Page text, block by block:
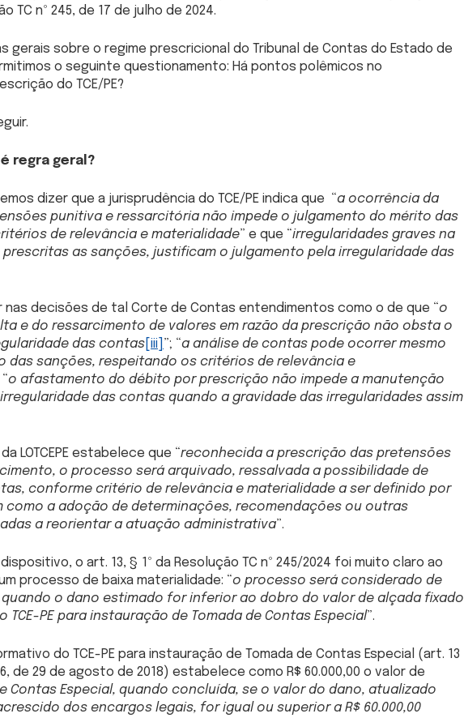
TC nº 245, de 17 de julho de 2024.
gerais sobre o regime prescricional do Tribunal de Contas do Estado de
o seguinte questionamento: Há pontos polêmicos no
do TCE/PE?
regra geral?
dizer que a jurisprudência do TCE/PE indica que “a ocorrência da
punitiva e ressarcitória não impede o julgamento do mérito das
de relevância e materialidade” e que “irregularidades graves na
as sanções, justificam o julgamento pela irregularidade das
nas decisões de tal Corte de Contas entendimentos como o de que “o
e do ressarcimento de valores em razão da prescrição não obsta o
das contas [iii] ”; “a análise de contas pode ocorrer mesmo
das sanções, respeitando os critérios de relevância e
o afastamento do débito por prescrição não impede a manutenção
das contas quando a gravidade das irregularidades assim
LOTCEPE estabelece que “reconhecida a prescrição das pretensões
o processo será arquivado, ressalvada a possibilidade de
conforme critério de relevância e materialidade a ser definido por
como a adoção de determinações, recomendações ou outras
a reorientar a atuação administrativa”.
o art. 13, § 1º da Resolução TC nº 245/2024 foi muito claro ao
processo de baixa materialidade: “o processo será considerado de
o dano estimado for inferior ao dobro do valor de alçada fixado
TCE-PE para instauração de Tomada de Contas Especial”.
do TCE-PE para instauração de Tomada de Contas Especial (art. 13
de 29 de agosto de 2018) estabelece como R$ 60.000,00 o valor de
Contas Especial, quando concluída, se o valor do dano, atualizado
dos encargos legais, for igual ou superior a R$ 60.000,00